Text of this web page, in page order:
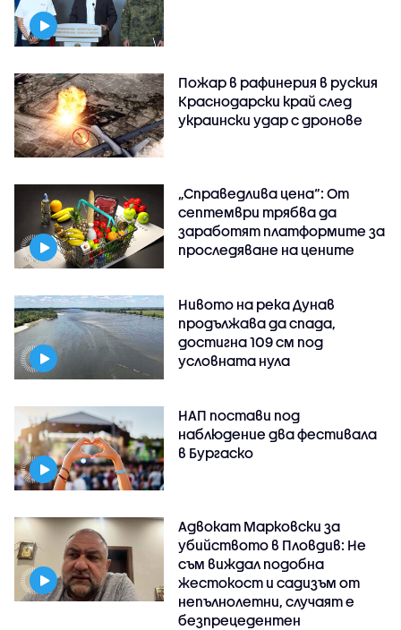
Пожар в рафинерия в руския
Краснодарски край след
украински удар с дронове
„Справедлива цена“: От
септември трябва да
заработят платформите за
проследяване на цените
Нивото на река Дунав
продължава да спада,
достигна 109 см под
условната нула
НАП постави под
наблюдение два фестивала
в Бургаско
Адвокат Марковски за
убийството в Пловдив: Не
съм виждал подобна
жестокост и садизъм от
непълнолетни, случаят е
безпрецедентен